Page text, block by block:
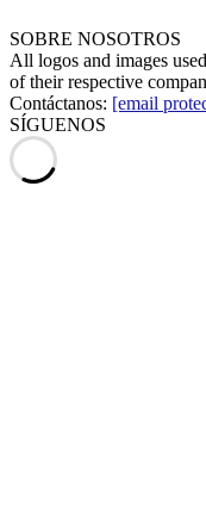
SOBRE NOSOTROS
All logos and images
of their respective
Contáctanos: [email
SÍGUENOS